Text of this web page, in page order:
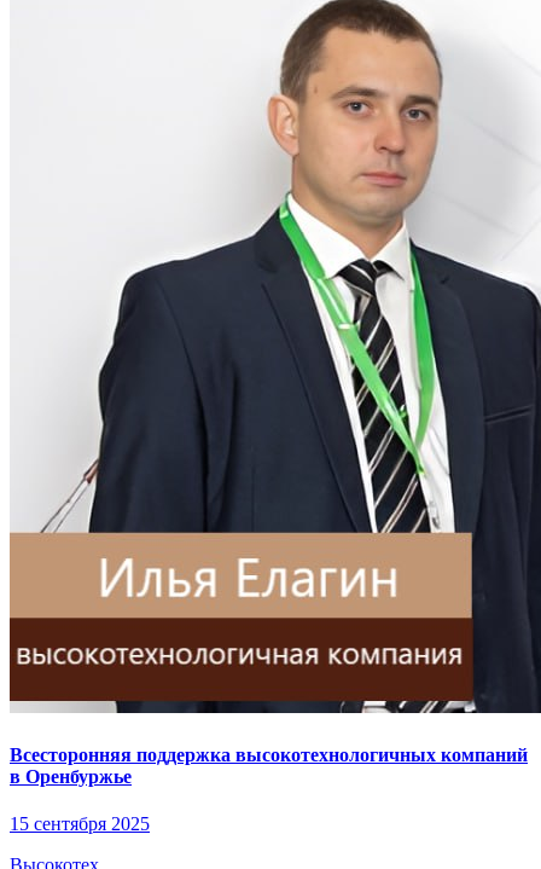
Всесторонняя поддержка высокотехнологичных компаний
в Оренбуржье
15 сентября 2025
Высокотех